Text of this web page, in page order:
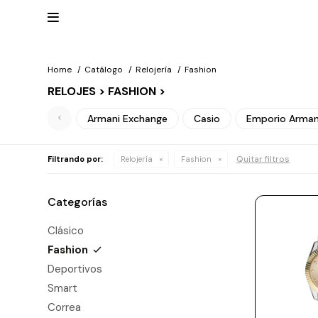

Home Catálogo Relojería Fashion
RELOJES > FASHION >
Armani Exchange Casio Emporio
Filtrando por: Relojería Fashion Quitar filtros
Categorías
Clásico
Fashion
Deportivos
Smart
Correa
Mis
direcciones
Wish List
Salir
INGRESOS
RELOJERÍA
MARCAS
JOYERÍA
CARTERAS
ESCRITURA